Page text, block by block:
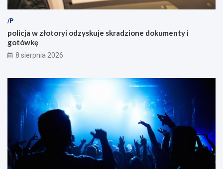
/P
policja w złotoryi odzyskuje skradzione dokumenty i
gotówkę
8 sierpnia 2026